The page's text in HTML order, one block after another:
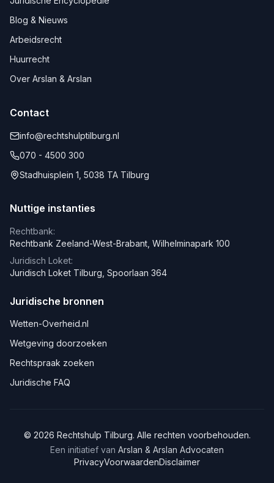
Blog & Nieuws
Arbeidsrecht
Huurrecht
Over Arslan & Arslan
Contact
info@rechtshulptilburg.nl
070 - 4500 300
Stadhuisplein 1, 5038 TA Tilburg
Nuttige instanties
Rechtbank:
Rechtbank Zeeland-West-Brabant, Wilhelminapark 100
Juridisch Loket:
Juridisch Loket Tilburg, Spoorlaan 364
Juridische bronnen
Wetten-Overheid.nl
Wetgeving doorzoeken
Rechtspraak zoeken
Juridische FAQ
© 2026 Rechtshulp Tilburg. Alle rechten voorbehouden.
Een initiatief van Arslan & Arslan Advocaten
PrivacyVoorwaardenDisclaimer